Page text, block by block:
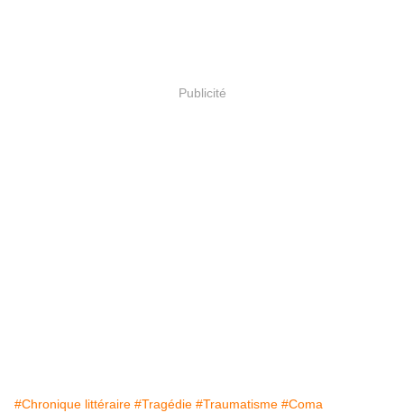
Publicité
#Chronique littéraire #Tragédie #Traumatisme #Coma